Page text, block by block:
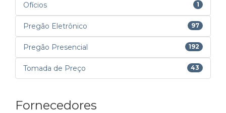
Ofícios 1
Pregão Eletrônico 97
Pregão Presencial 192
Tomada de Preço 43
Fornecedores